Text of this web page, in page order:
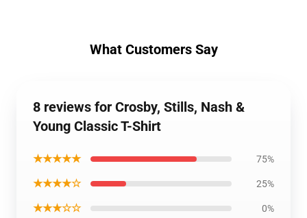
What Customers Say
8 reviews for Crosby, Stills, Nash &
Young Classic T-Shirt
★★★★★ 75%
★★★★☆ 25%
★★★☆☆ 0%